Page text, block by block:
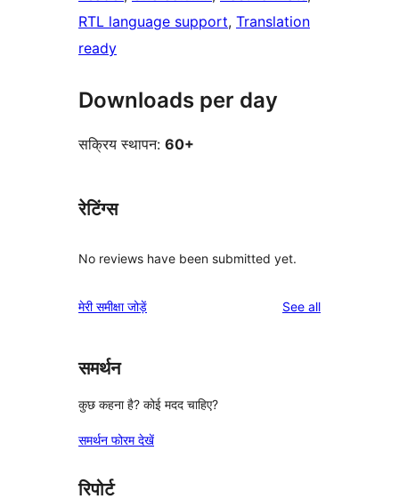
RTL language support, Translation
ready
Downloads per day
सक्रिय स्थापन: 60+
रेटिंग्स
No reviews have been submitted yet.
मेरी समीक्षा जोड़ें See allreviews
समर्थन
कुछ कहना है? कोई मदद चाहिए?
समर्थन फोरम देखें
रिपोर्ट